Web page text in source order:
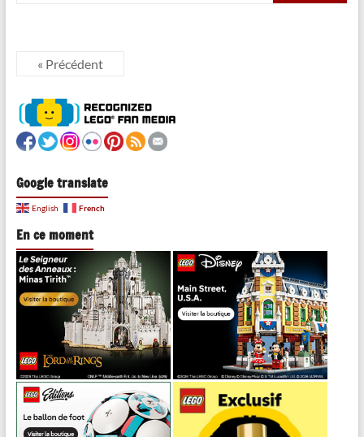
« Précédent
Google translate
English French
En ce moment